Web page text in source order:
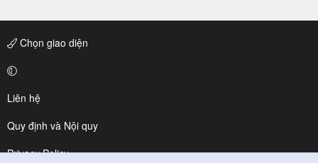
Chọn giao diện
Liên hệ
Quy định và Nội quy
Privacy Policy